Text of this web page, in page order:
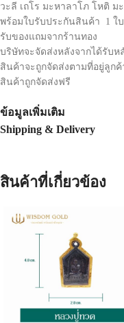
วะลี เถโร มะหาลาโภ โหติ ม
พร้อมใบรับประกันสินค้า 1 ใบ
รับของแถมจากร้านทอง
บริษัทจะจัดส่งหลังจากได้รับห
สินค้าจะถูกจัดส่งตามที่อยู่ลูกค้
สินค้าถูกจัดส่งฟรี
ข้อมูลเพิ่มเติม
Shipping & Delivery
สินค้าที่เกี่ยวข้อง